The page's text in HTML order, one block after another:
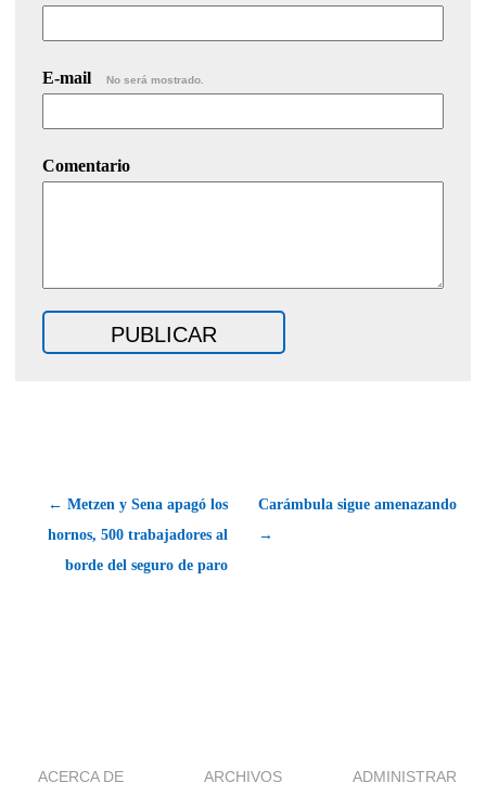
E-mail No será mostrado.
Comentario
← Metzen y Sena apagó los
hornos, 500 trabajadores al
borde del seguro de paro
Carámbula sigue amenazando
→
ACERCA DE ARCHIVOS ADMINISTRAR